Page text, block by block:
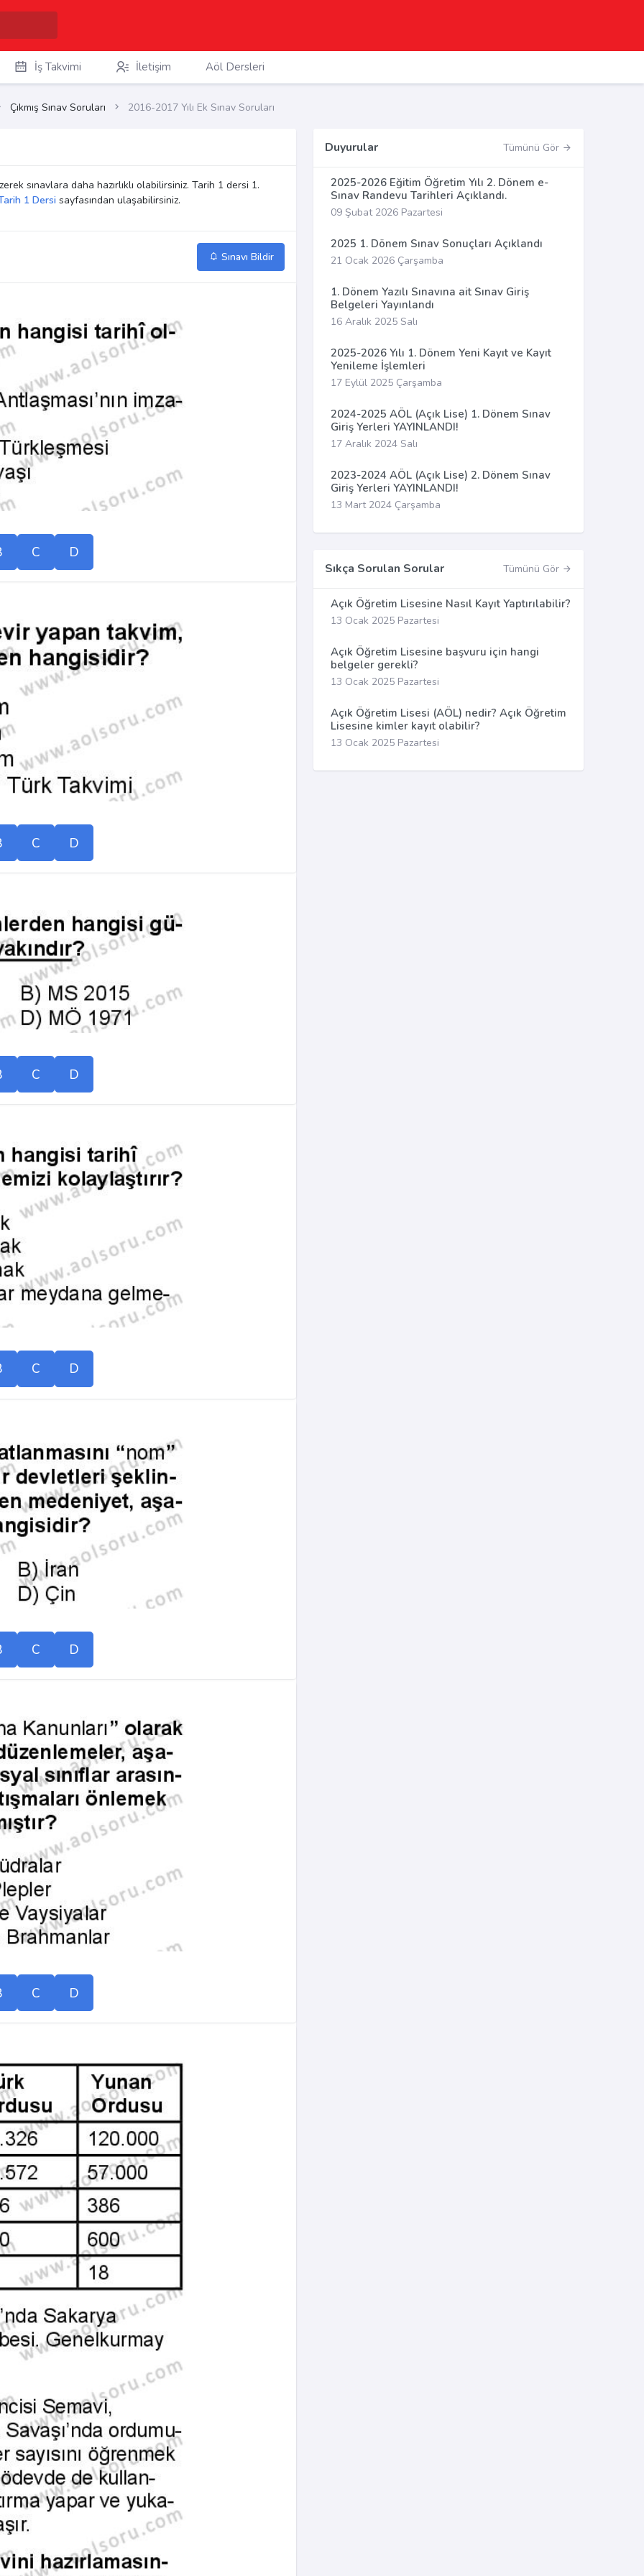
İş Takvimi İletişim Aöl Dersleri
Çıkmış Sınav Soruları 2016-2017 Yılı Ek Sınav Soruları
sınavlara daha hazırlıklı olabilirsiniz. Tarih 1 dersi 1.
1 Dersi sayfasından ulaşabilirsiniz.
Sınavı Bildir
C D
C D
C D
C D
C D
C D
Duyurular Tümünü Gör
2025-2026 Eğitim Öğretim Yılı 2. Dönem e-
Sınav Randevu Tarihleri Açıklandı.
09 Şubat 2026 Pazartesi
2025 1. Dönem Sınav Sonuçları Açıklandı
21 Ocak 2026 Çarşamba
1. Dönem Yazılı Sınavına ait Sınav Giriş
Belgeleri Yayınlandı
16 Aralık 2025 Salı
2025-2026 Yılı 1. Dönem Yeni Kayıt ve Kayıt
Yenileme İşlemleri
17 Eylül 2025 Çarşamba
2024-2025 AÖL (Açık Lise) 1. Dönem Sınav
Giriş Yerleri YAYINLANDI!
17 Aralık 2024 Salı
2023-2024 AÖL (Açık Lise) 2. Dönem Sınav
Giriş Yerleri YAYINLANDI!
13 Mart 2024 Çarşamba
Sıkça Sorulan Sorular Tümünü Gör
Açık Öğretim Lisesine Nasıl Kayıt Yaptırılabilir?
13 Ocak 2025 Pazartesi
Açık Öğretim Lisesine başvuru için hangi
belgeler gerekli?
13 Ocak 2025 Pazartesi
Açık Öğretim Lisesi (AÖL) nedir? Açık Öğretim
Lisesine kimler kayıt olabilir?
13 Ocak 2025 Pazartesi